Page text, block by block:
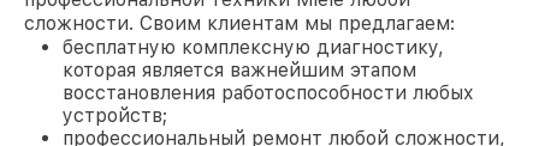
сложности. Своим клиентам мы предлагаем:
бесплатную комплексную диагностику,
которая является важнейшим этапом
восстановления работоспособности любых
устройств;
профессиональный ремонт любой сложности,